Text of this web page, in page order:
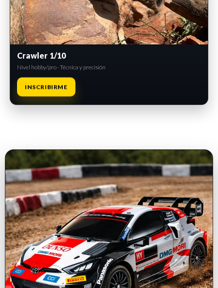
Crawler 1/10
Nivel hobby/pro · Técnica y precisión
INSCRIBIRME